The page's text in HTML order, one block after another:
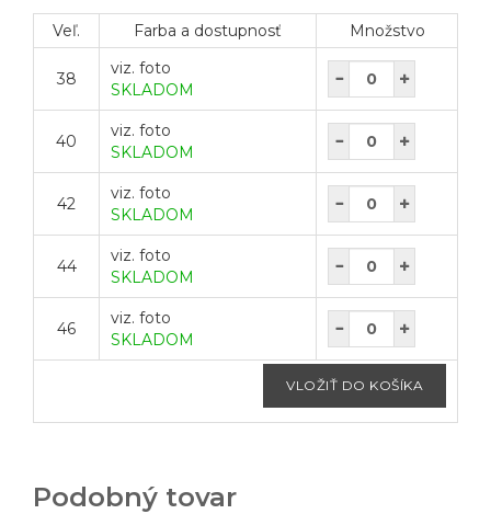
Veľ. Farba a dostupnosť Množstvo
38
viz. foto
SKLADOM
40
viz. foto
SKLADOM
42
viz. foto
SKLADOM
44
viz. foto
SKLADOM
46
viz. foto
SKLADOM
Podobný tovar